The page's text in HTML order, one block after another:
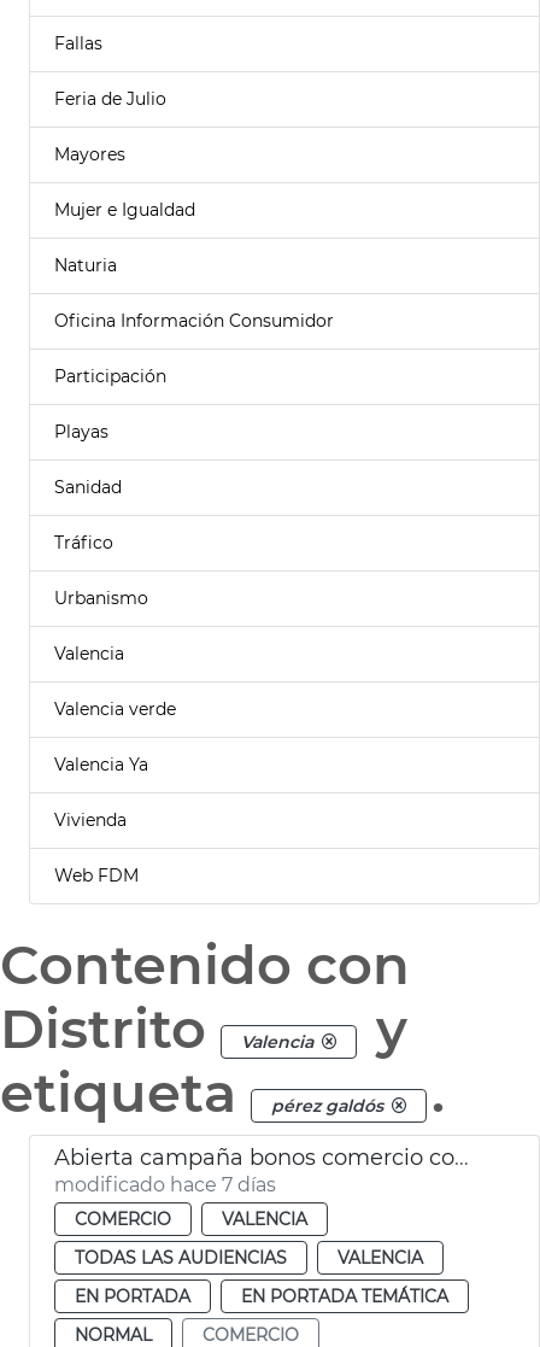
Fallas
Feria de Julio
Mayores
Mujer e Igualdad
Naturia
Oficina Información Consumidor
Participación
Playas
Sanidad
Tráfico
Urbanismo
Valencia
Valencia verde
Valencia Ya
Vivienda
Web FDM
Contenido con
Distrito
Valencia
y
etiqueta
pérez galdós .
Abierta campaña bonos comercio compra Galdós Giorgeta
modificado hace 7 días
COMERCIO
VALENCIA
TODAS LAS AUDIENCIAS
VALENCIA
EN PORTADA
EN PORTADA TEMÁTICA
NORMAL
COMERCIO